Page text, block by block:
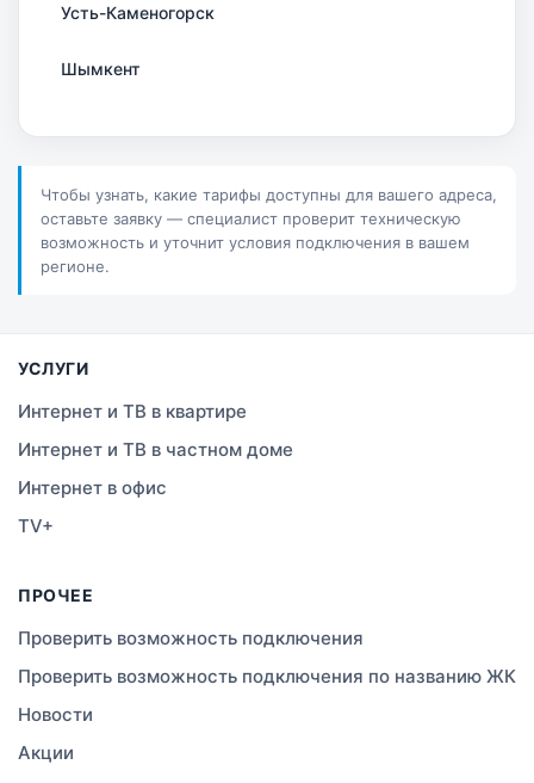
Усть-Каменогорск
Шымкент
Петропавловск
Темиртау
Тараз
Правда
Свободное
Чтобы узнать, какие тарифы доступны для вашего адреса,
оставьте заявку — специалист проверит техническую
возможность и уточнит условия подключения в вашем
регионе.
УСЛУГИ
Интернет и ТВ в квартире
Интернет и ТВ в частном доме
Интернет в офис
TV+
ПРОЧЕЕ
Проверить возможность подключения
Проверить возможность подключения по названию ЖК
Новости
Акции